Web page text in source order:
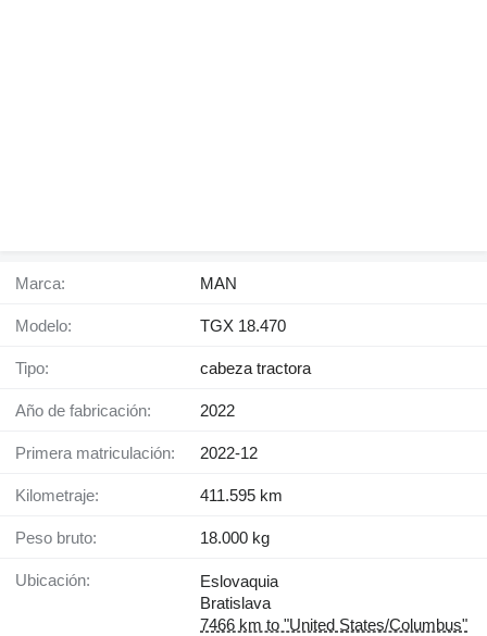
Marca: MAN
Modelo: TGX 18.470
Tipo: cabeza tractora
Año de fabricación: 2022
Primera matriculación: 2022-12
Kilometraje: 411.595 km
Peso bruto: 18.000 kg
Ubicación:
Eslovaquia
Bratislava
7466 km to "United States/Columbus"